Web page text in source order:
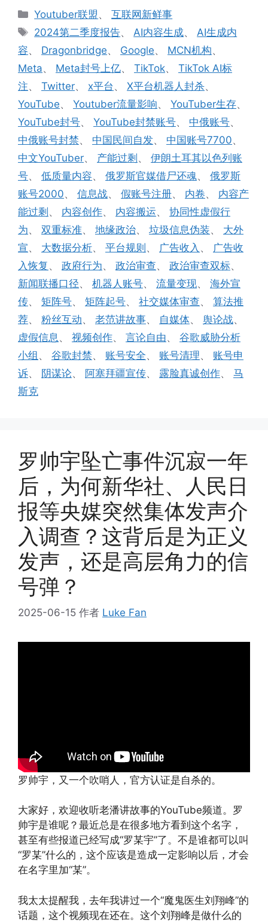
分
类
Youtuber联盟 、互联网新鲜事
标
签
2024第二季度报告、 AI内容生成、 AI生成内
容、 Dragonbridge、 Google、 MCN机构、
Meta、 Meta封号上亿、 TikTok、 TikTok AI标
注、 Twitter、 x平台 、 X平台机器人封杀、
YouTube、 Youtuber流量影响、 YouTuber生存、
YouTube封号、 YouTube封禁账号、 中俄账号、
中俄账号封禁、 中国民间自发、 中国账号7700、
中文YouTuber、 产能过剩、 伊朗土耳其以色列账
号、 低质量内容、 俄罗斯官媒借尸还魂、 俄罗斯
账号2000、 信息战、 假账号注册、 内卷、 内容产
能过剩、 内容创作、 内容搬运、 协同性虚假行
为、 双重标准、 地缘政治、 垃圾信息伪装、 大外
宣、 大数据分析、 平台规则、 广告收入 、 广告收
入恢复 、 政府行为、 政治审查、 政治审查双标、
新闻联播口径、 机器人账号、 流量变现、 海外宣
传、 矩阵号、 矩阵起号、 社交媒体审查、 算法推
荐、 粉丝互动、 老范讲故事、 自媒体、 舆论战、
虚假信息 、 视频创作、 言论自由、 谷歌威胁分析
小组 、 谷歌封禁、 账号安全、 账号清理、 账号申
诉、 阴谋论、 阿塞拜疆宣传、 露脸真诚创作、 马
斯克
罗帅宇坠亡事件沉寂一年
后，为何新华社、人民日
报等央媒突然集体发声介
入调查？这背后是为正义
发声，还是高层角力的信
号弹？
2025-06-15 作者 Luke Fan
罗帅宇，又一个吹哨人，官方认证是自杀的。
大家好，欢迎收听老潘讲故事的YouTube频道。罗
帅宇是谁呢？最近总是在很多地方看到这个名字，
甚至有些报道已经写成“罗某宇”了。不是谁都可以叫
“罗某”什么的，这个应该是造成一定影响以后，才会
在名字里加“某”。
我太太提醒我，去年我讲过一个“魔鬼医生刘翔峰”的
话题，这个视频现在还在。这个刘翔峰是做什么的